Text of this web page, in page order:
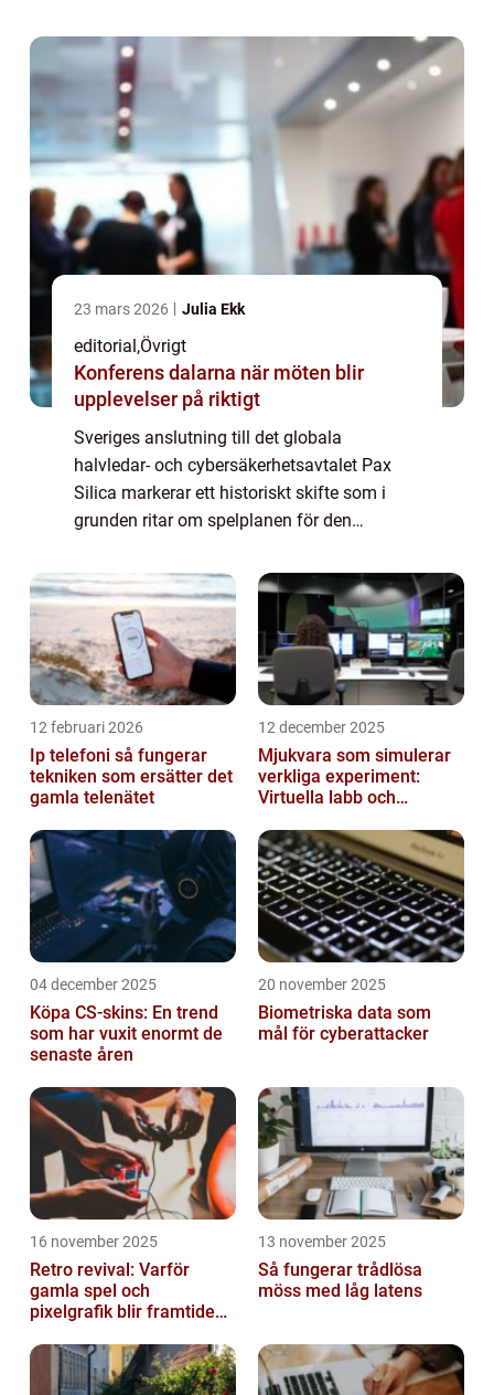
23 mars 2026 Julia Ekk
editorial ,Övrigt
Konferens dalarna när möten blir
upplevelser på riktigt
Sveriges anslutning till det globala
halvledar- och cybersäkerhetsavtalet Pax
Silica markerar ett historiskt skifte som i
grunden ritar om spelplanen för den
integreras i detta strategiska nätverk s&au...
12 februari 2026
Ip telefoni så fungerar
tekniken som ersätter det
gamla telenätet
12 december 2025
Mjukvara som simulerar
verkliga experiment:
Virtuella labb och
04 december 2025
Köpa CS-skins: En trend
som har vuxit enormt de
senaste åren
20 november 2025
Biometriska data som
mål för cyberattacker
16 november 2025
Retro revival: Varför
gamla spel och
pixelgrafik blir framtidens
13 november 2025
Så fungerar trådlösa
möss med låg latens